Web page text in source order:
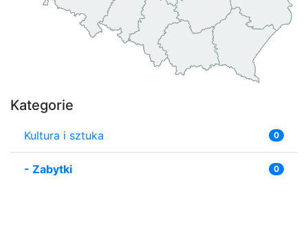
Kategorie
Kultura i sztuka 0
- Zabytki 0